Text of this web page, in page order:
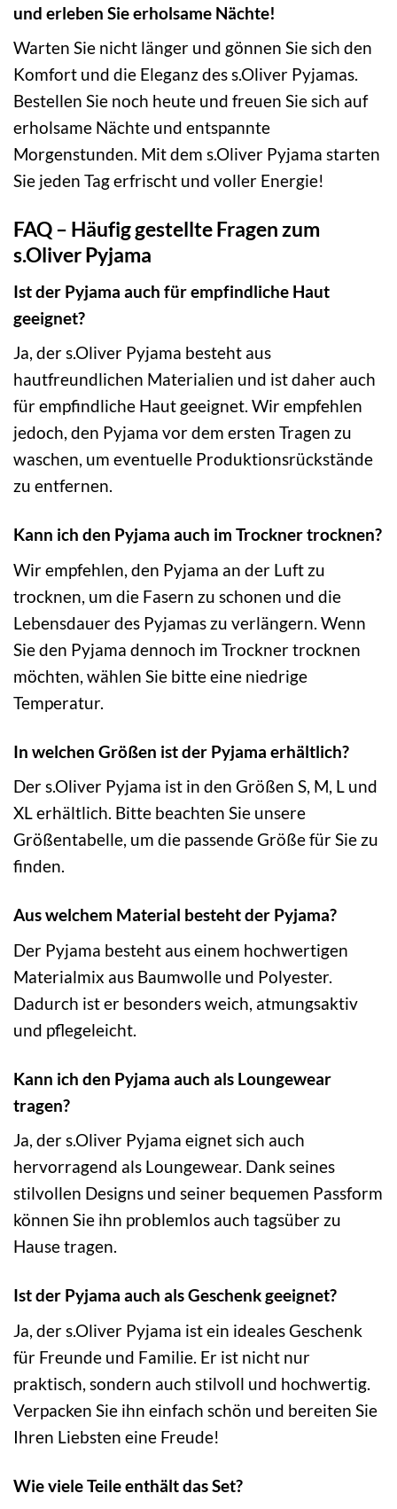
und erleben Sie erholsame Nächte!
Warten Sie nicht länger und gönnen Sie sich den
Komfort und die Eleganz des s.Oliver Pyjamas.
Bestellen Sie noch heute und freuen Sie sich auf
erholsame Nächte und entspannte
Morgenstunden. Mit dem s.Oliver Pyjama starten
Sie jeden Tag erfrischt und voller Energie!
FAQ – Häufig gestellte Fragen zum
s.Oliver Pyjama
Ist der Pyjama auch für empfindliche Haut
geeignet?
Ja, der s.Oliver Pyjama besteht aus
hautfreundlichen Materialien und ist daher auch
für empfindliche Haut geeignet. Wir empfehlen
jedoch, den Pyjama vor dem ersten Tragen zu
waschen, um eventuelle Produktionsrückstände
zu entfernen.
Kann ich den Pyjama auch im Trockner trocknen?
Wir empfehlen, den Pyjama an der Luft zu
trocknen, um die Fasern zu schonen und die
Lebensdauer des Pyjamas zu verlängern. Wenn
Sie den Pyjama dennoch im Trockner trocknen
möchten, wählen Sie bitte eine niedrige
Temperatur.
In welchen Größen ist der Pyjama erhältlich?
Der s.Oliver Pyjama ist in den Größen S, M, L und
XL erhältlich. Bitte beachten Sie unsere
Größentabelle, um die passende Größe für Sie zu
finden.
Aus welchem Material besteht der Pyjama?
Der Pyjama besteht aus einem hochwertigen
Materialmix aus Baumwolle und Polyester.
Dadurch ist er besonders weich, atmungsaktiv
und pflegeleicht.
Kann ich den Pyjama auch als Loungewear
tragen?
Ja, der s.Oliver Pyjama eignet sich auch
hervorragend als Loungewear. Dank seines
stilvollen Designs und seiner bequemen Passform
können Sie ihn problemlos auch tagsüber zu
Hause tragen.
Ist der Pyjama auch als Geschenk geeignet?
Ja, der s.Oliver Pyjama ist ein ideales Geschenk
für Freunde und Familie. Er ist nicht nur
praktisch, sondern auch stilvoll und hochwertig.
Verpacken Sie ihn einfach schön und bereiten Sie
Ihren Liebsten eine Freude!
Wie viele Teile enthält das Set?